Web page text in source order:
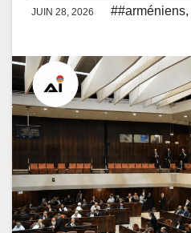
JUIN 28, 2026 ##arméniens,